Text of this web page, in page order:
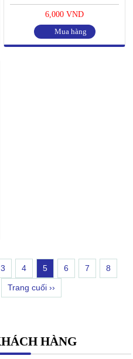
6,000 VND
Mua hàng
3 4 5 6 7 8
Trang cuối ››
HÀNG